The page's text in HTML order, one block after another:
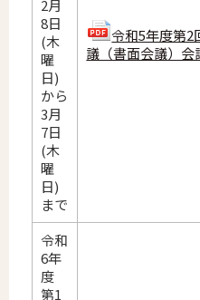
2月
8日
(木
曜
日)
から
3月
7日
(木
曜
日)
まで
令和5年度第2
議（書面会議）
令和
6年
度
第1